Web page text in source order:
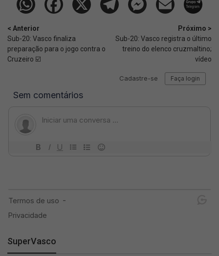
< Anterior
Sub-20: Vasco finaliza
preparação para o jogo contra o
Cruzeiro ☑️
Próximo >
Sub-20: Vasco registra o último
treino do elenco cruzmaltino;
vídeo
SuperVasco